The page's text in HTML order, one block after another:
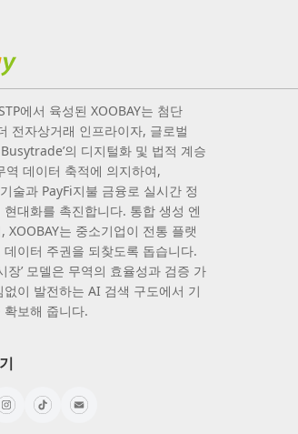
에서 육성된 XOOBAY는 첨단
전자상거래 인프라이자, 글로벌
의 디지털화 및 법적 계승
역 데이터 축적에 의지하여,
술과 PayFi지불 금융로 실시간 정
대화를 촉진합니다. 통합 생성 엔
XOOBAY는 중소기업이 전통 플랫
이터 주권을 되찾도록 돕습니다.
장’ 모델은 무역의 효율성과 검증 가
이 발전하는 AI 검색 구도에서 기
보해 줍니다.